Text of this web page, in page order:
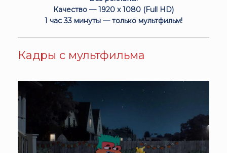
Качество — 1920 x 1080 (Full HD)
1 час 33 минуты — только мультфильм!
Кадры с мультфильма